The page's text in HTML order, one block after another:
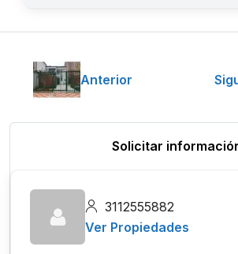
Anterior
Solicitar
3112555882
Ver Propiedades